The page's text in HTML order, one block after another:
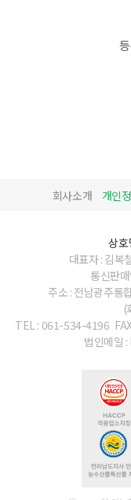
회사소개 개인
상호
대표자 : 김복
통신판
주소 : 전남광주통
(
TEL : 061-534-4196
법인메